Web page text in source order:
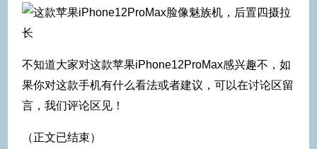
不知道大家对这款苹果iPhone12ProMax感兴趣不，如
果你对这款手机有什么看法或者建议，可以在讨论区留
言，我们评论区见！
（正文已结束）